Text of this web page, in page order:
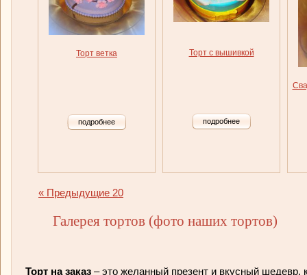
Торт ветка
подробнее
Торт с вышивкой
подробнее
« Предыдущие 20
Галерея тортов (фото наших тортов)
Торт на заказ – это желанный презент и вкусный шедевр,